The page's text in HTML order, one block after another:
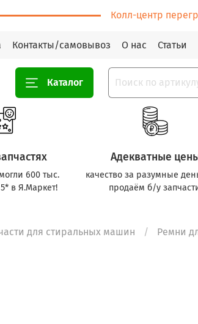
Колл-центр
Контакты/самовывоз О нас Статьи
Каталог
600 тыс.
в Я.Маркет!
Адекватные
качество за разумные
продаём б/у
для стиральных машин Ремни